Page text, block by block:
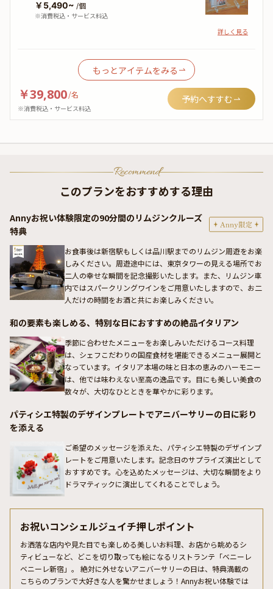
￥5,490~ /個
※消費税込・サービス料込
詳しく見る
もっとアイテムをみる
￥39,800/名
※消費税込・サービス料込
予約へすすむ
Recommend
このプランをおすすめする理由
Annyお祝い体験限定の90分間のリムジンクルーズ
特典
お食事後は新宿駅もしくは品川駅までのリムジン周遊をお楽
しみください。周遊途中には、東京タワーの見える場所でお
二人の幸せな瞬間を記念撮影いたします。また、リムジン車
内ではスパークリングワインをご用意いたしますので、お二
人だけの時間をお酒と共にお楽しみください。
和の要素も楽しめる、特別な日におすすめの絶品イタリアン
季節に合わせたメニューをお楽しみいただけるコース料理
は、シェフこだわりの国産食材を堪能できるメニュー展開と
なっています。イタリア本場の味と日本の恵みのハーモニー
は、他では味わえない至高の逸品です。目にも美しい美食の
数々が、大切なひとときを華やかに彩ります。
パティシエ特製のデザインプレートでアニバーサリーの日に彩り
を添える
ご希望のメッセージを添えた、パティシエ特製のデザインプ
レートをご用意いたします。記念日のサプライズ演出として
おすすめです。心を込めたメッセージは、大切な瞬間をより
ドラマティックに演出してくれることでしょう。
お祝いコンシェルジュイチ押しポイント
お洒落な店内や見た目でも楽しめる美しいお料理、お店から眺めるシ
ティビューなど、どこを切り取っても絵になるリストランテ「ベニーレ
ベニーレ新宿」。 絶対に外せないアニバーサリーの日は、特典満載の
こちらのプランで大好きな人を驚かせましょう！Annyお祝い体験では